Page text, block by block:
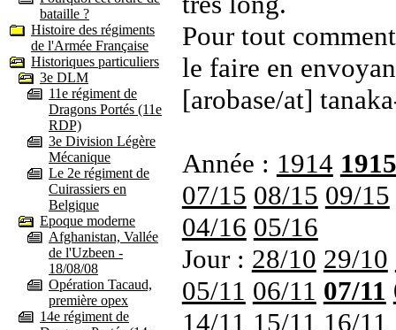
bataille ?
Histoire des régiments
de l'Armée Française
Historiques particuliers
3e DLM
11e régiment de
Dragons Portés (11e
RDP)
3e Division Légère
Mécanique
Le 2e régiment de
Cuirassiers en
Belgique
Epoque moderne
Afghanistan, Vallée
de l'Uzbeen -
18/08/08
Opération Tacaud,
première opex
14e régiment de
Pour tout
le faire en
[arobase/at]
Année : 1914 1915
07/15 08/15 09/15
04/16 05/16
Jour : 28/10 29/10
05/11 06/11 07/11
14/11 15/11 16/11